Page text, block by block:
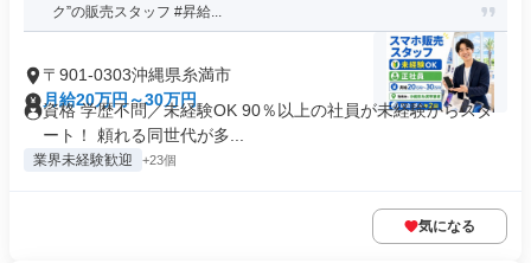
ク”の販売スタッフ #昇給...
〒901-0303沖縄県糸満市
月給20万円～30万円
資格 学歴不問／未経験OK 90％以上の社員が未経験からスタ
ート！ 頼れる同世代が多...
業界未経験歓迎 +23個
気になる